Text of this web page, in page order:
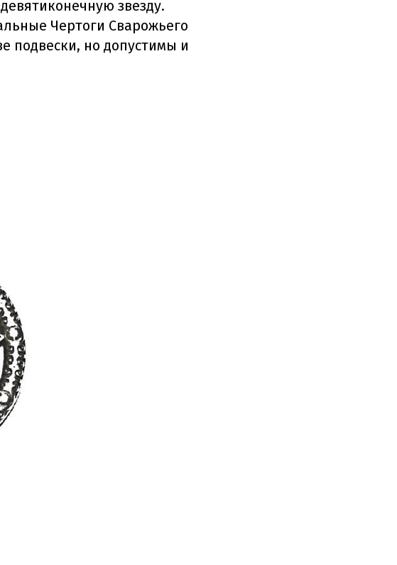
звезду.
Чертоги Сварожьего
подвески, но допустимы и